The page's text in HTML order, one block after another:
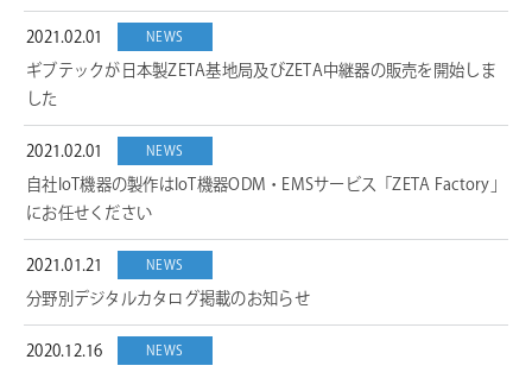
2021.02.01 NEWS
ギブテックが日本製ZETA基地局及びZETA中継器の販売を開始しま
した
2021.02.01 NEWS
自社IoT機器の製作はIoT機器ODM・EMSサービス「ZETA Factory」
にお任せください
2021.01.21 NEWS
分野別デジタルカタログ掲載のお知らせ
2020.12.16 NEWS